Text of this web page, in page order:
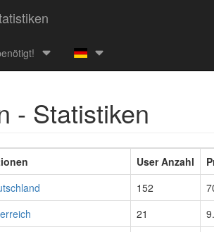
- Statistiken
User Anzahl
152
21